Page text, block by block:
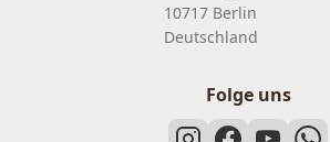
10717 Berlin
Deutschland
Folge uns